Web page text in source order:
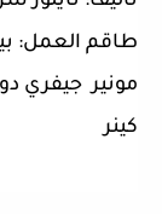
طاقم العمل:
مونير جيفري
كينر